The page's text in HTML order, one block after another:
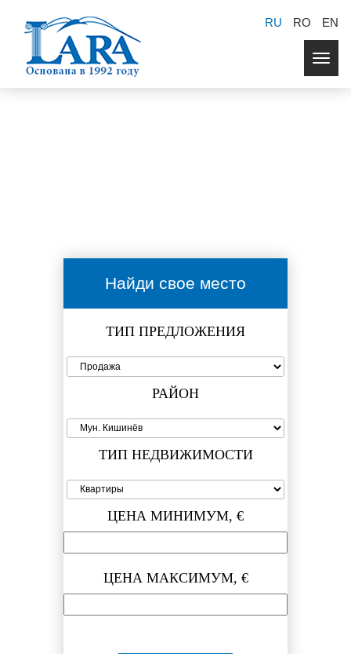
RU RO EN
Найди свое место
ТИП ПРЕДЛОЖЕНИЯ
РАЙОН
ТИП НЕДВИЖИМОСТИ
ЦЕНА МИНИМУМ, €
ЦЕНА МАКСИМУМ, €